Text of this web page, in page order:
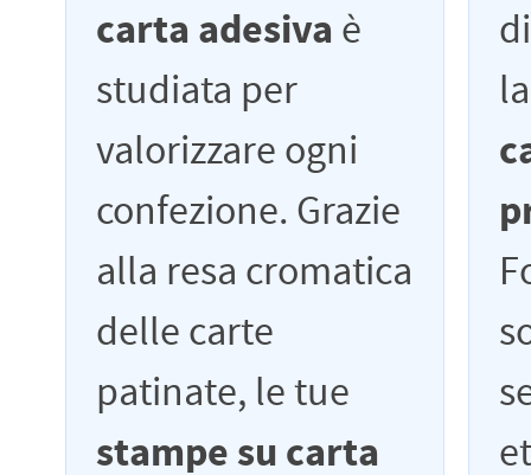
carta adesiva è
studiata per
valorizzare ogni
confezione. Grazie
alla resa cromatica
delle carte
patinate, le tue
stampe su carta